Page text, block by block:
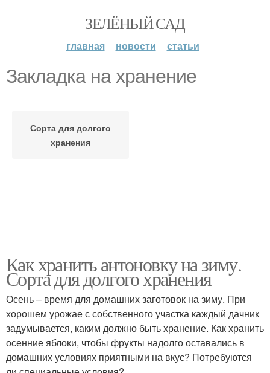
ЗЕЛЁНЫЙ САД
главная новости статьи
Закладка на хранение
Сорта для долгого
хранения
Как хранить антоновку на зиму.
Сорта для долгого хранения
Осень – время для домашних заготовок на зиму. При
хорошем урожае с собственного участка каждый дачник
задумывается, каким должно быть хранение. Как хранить
осенние яблоки, чтобы фрукты надолго оставались в
домашних условиях приятными на вкус? Потребуются